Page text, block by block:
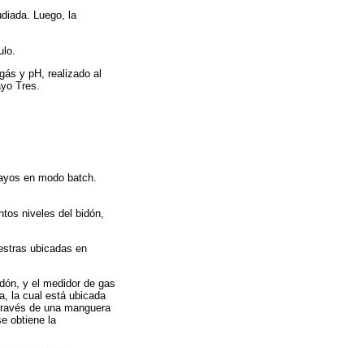
Luego, la
y pH, realizado al
Tres.
en modo batch.
niveles del bidón,
ubicadas en
y el medidor de gas
la cual está ubicada
de una manguera
obtiene la